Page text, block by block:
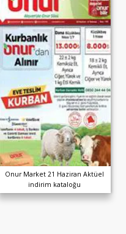
Onur Market 21 Haziran Aktüel
indirim kataloğu